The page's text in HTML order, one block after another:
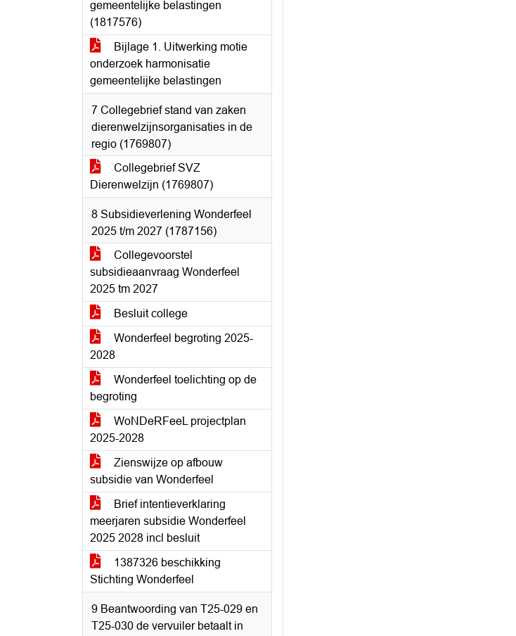
gemeentelijke belastingen
(1817576)
Bijlage 1. Uitwerking motie
onderzoek harmonisatie
gemeentelijke belastingen
7 Collegebrief stand van zaken
dierenwelzijnsorganisaties in de
regio (1769807)
Collegebrief SVZ
Dierenwelzijn (1769807)
8 Subsidieverlening Wonderfeel
2025 t/m 2027 (1787156)
Collegevoorstel
subsidieaanvraag Wonderfeel
2025 tm 2027
Besluit college
Wonderfeel begroting 2025-
2028
Wonderfeel toelichting op de
begroting
WoNDeRFeeL projectplan
2025-2028
Zienswijze op afbouw
subsidie van Wonderfeel
Brief intentieverklaring
meerjaren subsidie Wonderfeel
2025 2028 incl besluit
1387326 beschikking
Stichting Wonderfeel
9 Beantwoording van T25-029 en
T25-030 de vervuiler betaalt in